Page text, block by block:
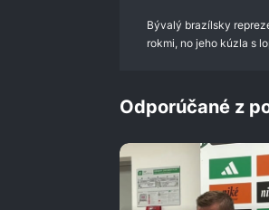
Bývalý brazílsky
rokmi, no jeho kúzla s
Odporúčané z